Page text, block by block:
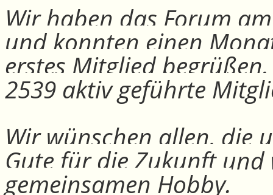
Wir haben das Forum
und konnten einen
erstes Mitglied
2539 aktiv geführte
Wir wünschen allen, die
Gute für die Zukunft
gemeinsamen Hobby.